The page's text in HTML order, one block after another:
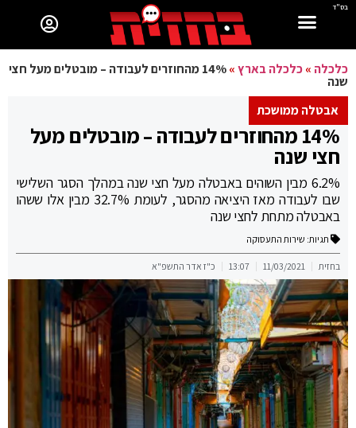
בס"ד
כלכלה »כלכלה בארץ» 14% מהחוזרים לעבודה – מובטלים מעל חצי
שנה
אבטלה ממושכת
14% מהחוזרים לעבודה – מובטלים מעל
חצי שנה
6.2% מבין השוהים באבטלה מעל חצי שנה במהלך הסגר השלישי
שבו לעבודה מאז היציאה מהסגר, לעומת 32.7% מבין אלו ששהו
באבטלה מתחת לחצי שנה
תגיות: שירות התעסוקה
בחזית 11/03/2021
13:07 כ"ז אדר התשפ"א